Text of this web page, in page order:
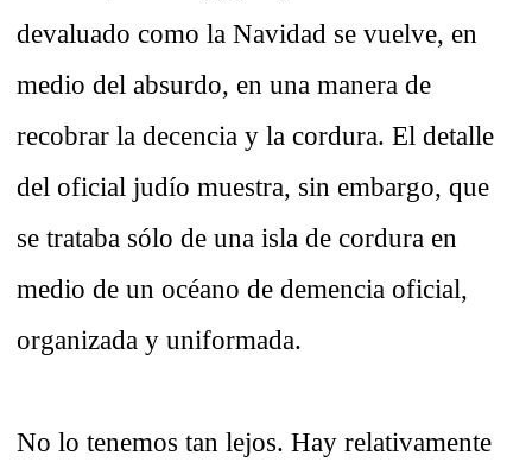
devaluado como la Navidad se vuelve, en
medio del absurdo, en una manera de
recobrar la decencia y la cordura. El detalle
del oficial judío muestra, sin embargo, que
se trataba sólo de una isla de cordura en
medio de un océano de demencia oficial,
organizada y uniformada.
No lo tenemos tan lejos. Hay relativamente